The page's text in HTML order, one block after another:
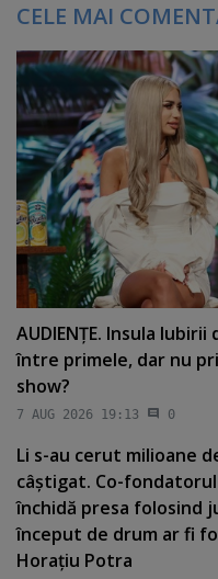
CELE MAI
AUDIENŢE. Insula
între primele, dar nu
show?
7 AUG 2026 19:13 0
Li s-au cerut milioane
câştigat. Co-
închidă presa folosind
început de drum ar fi
Horaţiu Potra